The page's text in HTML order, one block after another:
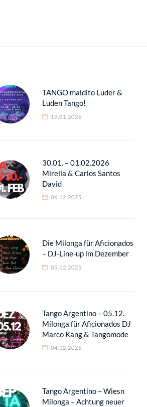
TANGO maldito Luder &
Luden Tango!
19.01.2026
30.01. – 01.02.2026
Mirella & Carlos Santos
David
06.12.2025
Die Milonga für Aficionados
– DJ-Line-up im Dezember
05.12.2025
Tango Argentino – 05.12.
Milonga für Aficionados DJ
Marco Kang & Tangomode
04.12.2025
Tango Argentino – Wiesn
Milonga – Achtung neuer